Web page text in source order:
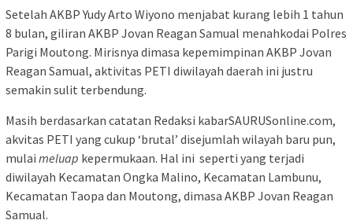
Setelah AKBP Yudy Arto Wiyono menjabat kurang lebih 1 tahun
8 bulan, giliran AKBP Jovan Reagan Samual menahkodai Polres
Parigi Moutong. Mirisnya dimasa kepemimpinan AKBP Jovan
Reagan Samual, aktivitas PETI diwilayah daerah ini justru
semakin sulit terbendung.
Masih berdasarkan catatan Redaksi kabarSAURUSonline.com,
akvitas PETI yang cukup ‘brutal’ disejumlah wilayah baru pun,
mulai meluap kepermukaan. Hal ini seperti yang terjadi
diwilayah Kecamatan Ongka Malino, Kecamatan Lambunu,
Kecamatan Taopa dan Moutong, dimasa AKBP Jovan Reagan
Samual.